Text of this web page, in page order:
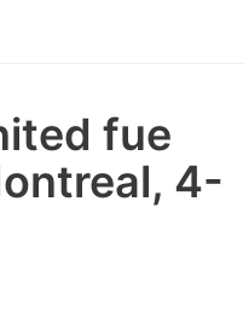
fue
4-